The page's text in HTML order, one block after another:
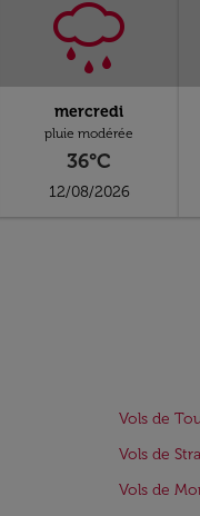
mercredi
pluie modérée
36°C
12/08/2026
Vols de
Vols de
Vols de